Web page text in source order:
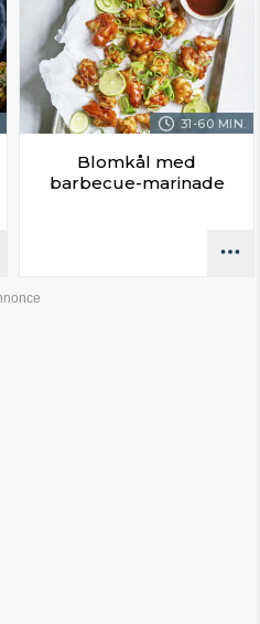
31-60 MIN.
Blomkål med
barbecue-marinade